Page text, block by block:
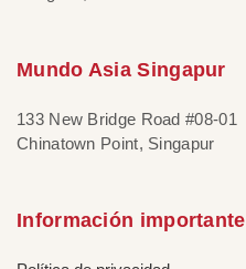
Mundo Asia Singapur
133 New Bridge Road #08-01
Chinatown Point, Singapur
Información importante